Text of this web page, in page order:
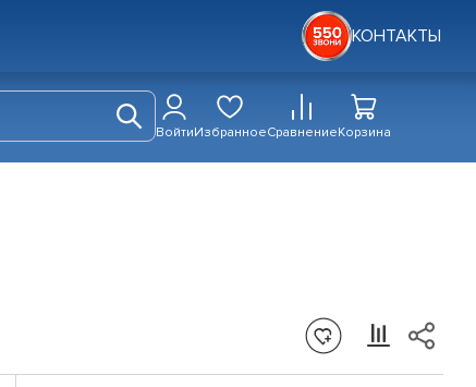
КОНТАКТЫ
ВойтиИзбранноеСравнениеКорзина